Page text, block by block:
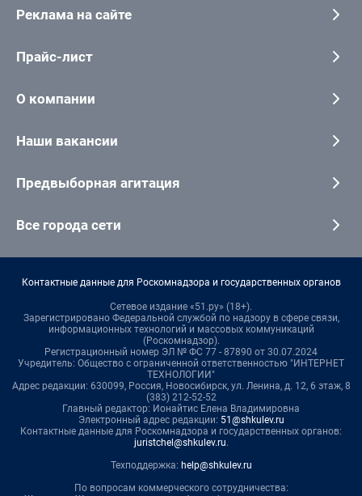
Реклама на сайте
Прайс-лист
О компании
Наши вакансии
Предвыборная агитация
Все города сети
Контактные данные для Роскомнадзора и государственных органов
Сетевое издание «51.ру» (18+).
Зарегистрировано Федеральной службой по надзору в сфере связи,
информационных технологий и массовых коммуникаций
(Роскомнадзор).
Регистрационный номер ЭЛ № ФС 77 - 87890 от 30.07.2024
Учредитель: Общество с ограниченной ответственностью "ИНТЕРНЕТ
ТЕХНОЛОГИИ"
Адрес редакции: 630099, Россия, Новосибирск, ул. Ленина, д. 12, 6 этаж, 8
(383) 212-52-52
Главный редактор: Ионайтис Елена Владимировна
Электронный адрес редакции: 51@shkulev.ru
Контактные данные для Роскомнадзора и государственных органов:
juristchel@shkulev.ru.
Техподдержка: help@shkulev.ru
По вопросам коммерческого сотрудничества: